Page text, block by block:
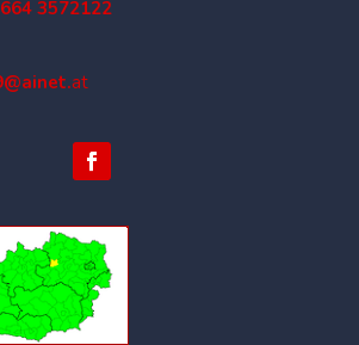
3572122
at